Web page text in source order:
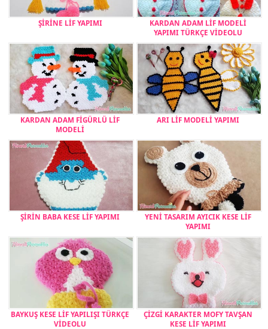
ŞİRİNE LİF YAPIMI
KARDAN ADAM LİF MODELİ
YAPIMI TÜRKÇE VİDEOLU
KARDAN ADAM FİGÜRLÜ LİF
MODELİ
ARI LİF MODELİ YAPIMI
ŞİRİN BABA KESE LİF YAPIMI
YENİ TASARIM AYICIK KESE LİF
YAPIMI
BAYKUŞ KESE LİF YAPILIŞI TÜRKÇE
VİDEOLU
ÇİZGİ KARAKTER MOFY TAVŞAN
KESE LİF YAPIMI